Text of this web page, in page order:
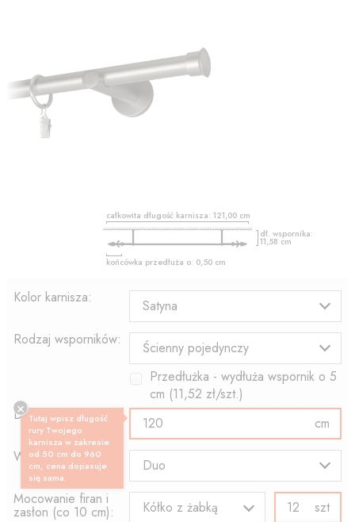
całkowita długość karnisza: 121,00 cm
dł. wspornika:
11,58 cm
końcówka przedłuża o: 0,50 cm
Kolor karnisza:
Satyna
Rodzaj wsporników:
Ścienny pojedynczy
Przedłużka - wydłuża wspornik o 5
cm (11,52 zł/szt.)
Długość rury:
cm
Wzór końcówki:
Duo
Mocowanie firan i
zasłon (co 10 cm): Kółko z żabką szt
Tutaj wpisz długość
rury Twojego
karnisza w zakresie
od 50 cm do 960
cm, cena dopasuje
się sama.